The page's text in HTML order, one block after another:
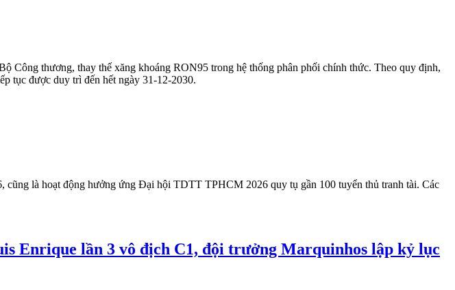
Công thương, thay thế xăng khoáng RON95 trong hệ thống phân phối chính thức. Theo quy định,
tục được duy trì đến hết ngày 31-12-2030.
là hoạt động hưởng ứng Đại hội TDTT TPHCM 2026 quy tụ gần 100 tuyển thủ tranh tài. Các
Enrique lần 3 vô địch C1, đội trưởng Marquinhos lập kỷ lục